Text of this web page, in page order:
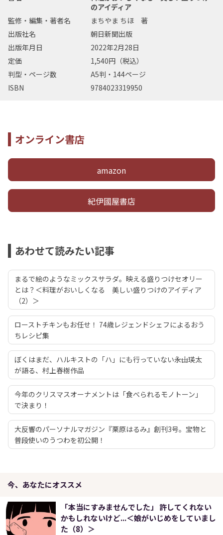
のアイディア
監修・編集・著者名
まちやま ちほ 著
出版社名
朝日新聞出版
出版年月日
2022年2月28日
定価
1,540円（税込）
判型・ページ数
A5判・144ページ
ISBN
9784023319950
オンライン書店
amazon
紀伊國屋書店
あわせて読みたい記事
まるで絵のようなミックスサラダ。映える盛りつけセオリー
とは？＜料理がおいしくなる 美しい盛りつけのアイディア
（2）＞
ローストチキンもお任せ！ 74歳レジェンドシェフによるおう
ちレシピ集
ぼくはまだ、ハルキストの「ハ」にも行っていない――永山瑛太
が語る、村上春樹作品
今年のクリスマスオーナメントは「食べられるモノトーン」
で決まり！
大反響のパーソナルマガジン『栗原はるみ』創刊3号。宝物と
普段使いのうつわを初公開！
今、あなたにオススメ
「本当にすみませんでした」 許してくれない
かもしれないけど...＜娘がいじめをしていまし
た（8）＞